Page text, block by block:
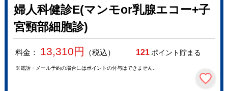
婦人科健診E(マンモor乳腺エコー+子
宮頸部細胞診)
料金： 13,310円 （税込） 121ポイント貯まる
※電話・メール予約の場合にはポイントの付与はできません。